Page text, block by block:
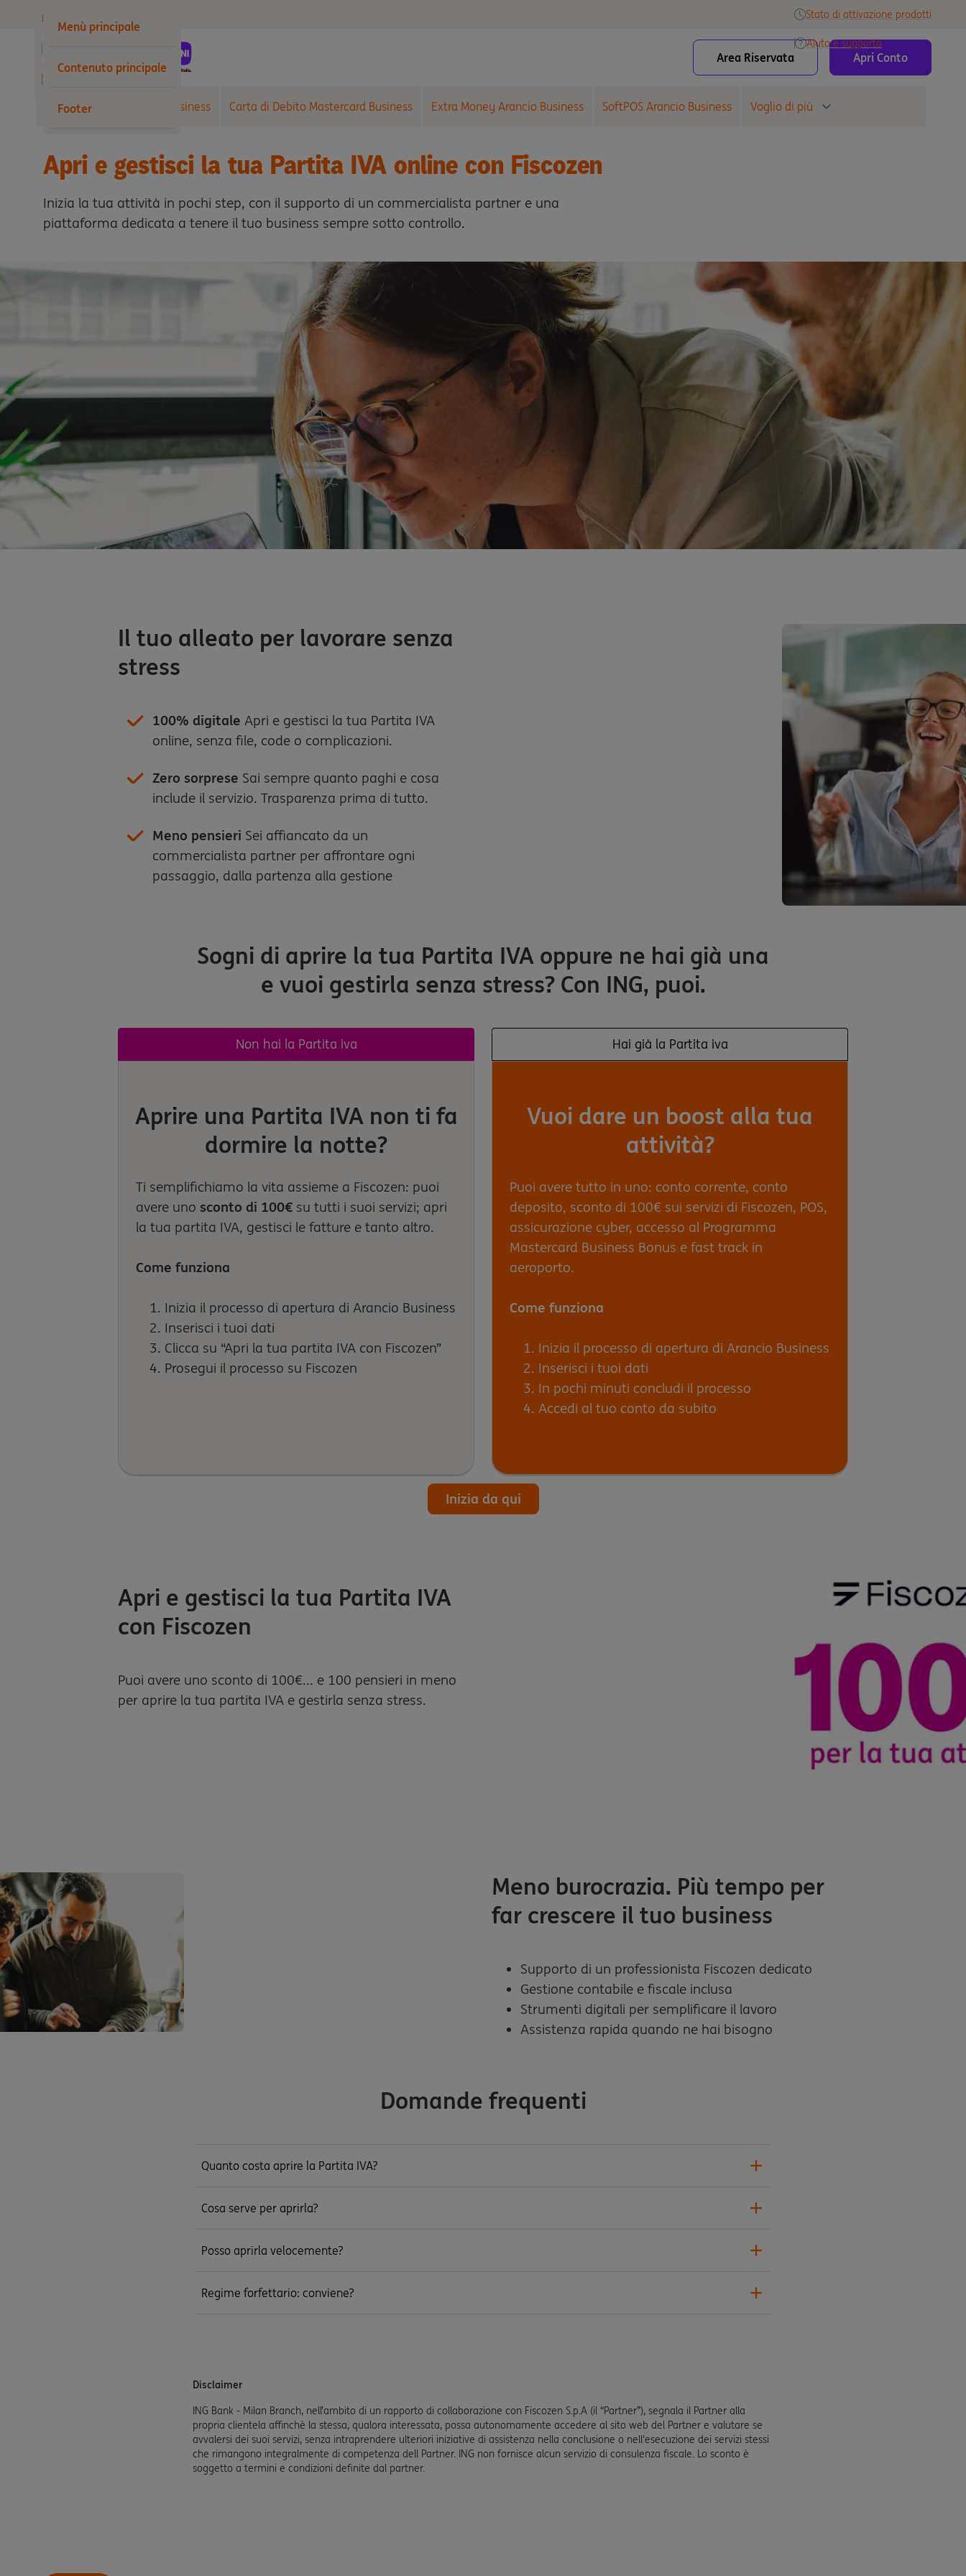
Menù principale
Contenuto principale
Footer
Privati
Wholesale
Stato di attivazione prodotti
Aiuto e supporto
Area Riservata Apri Conto
Conto Corrente Arancio Business Carta di Debito Mastercard Business Extra Money Arancio Business SoftPOS Arancio Business Voglio di più
Apri e gestisci la tua Partita IVA online con Fiscozen
Inizia la tua attività in pochi step, con il supporto di un commercialista partner e una
piattaforma dedicata a tenere il tuo business sempre sotto controllo.
Il tuo alleato per lavorare senza
stress
100% digitale Apri e gestisci la tua Partita IVA
online, senza file, code o complicazioni.
Zero sorprese Sai sempre quanto paghi e cosa
include il servizio. Trasparenza prima di tutto.
Meno pensieri Sei affiancato da un
commercialista partner per affrontare ogni
passaggio, dalla partenza alla gestione
Sogni di aprire la tua Partita IVA oppure ne hai già una
e vuoi gestirla senza stress? Con ING, puoi.
Non hai la Partita iva
Aprire una Partita IVA non ti fa
dormire la notte?
Ti semplifichiamo la vita assieme a Fiscozen: puoi
avere uno sconto di 100€ su tutti i suoi servizi; apri
la tua partita IVA, gestisci le fatture e tanto altro.
Come funziona
Inizia il processo di apertura di Arancio Business
Inserisci i tuoi dati
Clicca su “Apri la tua partita IVA con Fiscozen”
Prosegui il processo su Fiscozen
Hai già la Partita iva
Vuoi dare un boost alla tua
attività?
Puoi avere tutto in uno: conto corrente, conto
deposito, sconto di 100€ sui servizi di Fiscozen, POS,
assicurazione cyber, accesso al Programma
Mastercard Business Bonus e fast track in
aeroporto.
Come funziona
Inizia il processo di apertura di Arancio Business
Inserisci i tuoi dati
In pochi minuti concludi il processo
Accedi al tuo conto da subito
Inizia da qui
Apri e gestisci la tua Partita IVA
con Fiscozen
Puoi avere uno sconto di 100€... e 100 pensieri in meno
per aprire la tua partita IVA e gestirla senza stress.
Meno burocrazia. Più tempo per
far crescere il tuo business
Supporto di un professionista Fiscozen dedicato
Gestione contabile e fiscale inclusa
Strumenti digitali per semplificare il lavoro
Assistenza rapida quando ne hai bisogno
Domande frequenti
Quanto costa aprire la Partita IVA?
Cosa serve per aprirla?
Posso aprirla velocemente?
Regime forfettario: conviene?
Disclaimer
ING Bank - Milan Branch, nell’ambito di un rapporto di collaborazione con Fiscozen S.p.A (il “Partner”), segnala il Partner alla
propria clientela affinchè la stessa, qualora interessata, possa autonomamente accedere al sito web del Partner e valutare se
avvalersi dei suoi servizi, senza intraprendere ulteriori iniziative di assistenza nella conclusione o nell'esecuzione dei servizi stessi
che rimangono integralmente di competenza dell Partner. ING non fornisce alcun servizio di consulenza fiscale. Lo sconto è
soggetto a termini e condizioni definite dal partner.